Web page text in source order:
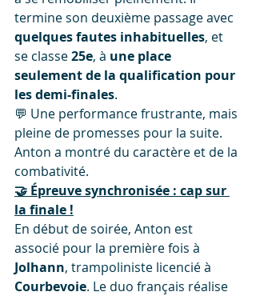
termine son deuxième passage avec
quelques fautes inhabituelles, et
se classe 25e, à une place
seulement de la qualification pour
les demi-finales.
💬 Une performance frustrante, mais
pleine de promesses pour la suite.
Anton a montré du caractère et de la
combativité.
🤝 Épreuve synchronisée : cap sur
la finale !
En début de soirée, Anton est
associé pour la première fois à
Jolhann, trampoliniste licencié à
Courbevoie. Le duo français réalise